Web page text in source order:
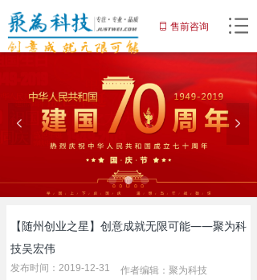
ꀆ 售前咨询 끀
网站首页
网站建设
小程序
APP开发
域名注册
优化推广服务
解决方案
【随州创业之星】创意成就无限可能——聚为科
技吴宏伟
发布时间： 2019-12-31 作者编辑： 聚为科技
넳 넲